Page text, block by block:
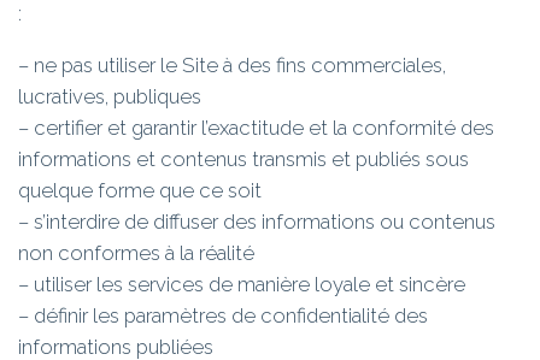
:
– ne pas utiliser le Site à des fins commerciales,
lucratives, publiques
– certifier et garantir l’exactitude et la conformité des
informations et contenus transmis et publiés sous
quelque forme que ce soit
– s’interdire de diffuser des informations ou contenus
non conformes à la réalité
– utiliser les services de manière loyale et sincère
– définir les paramètres de confidentialité des
informations publiées